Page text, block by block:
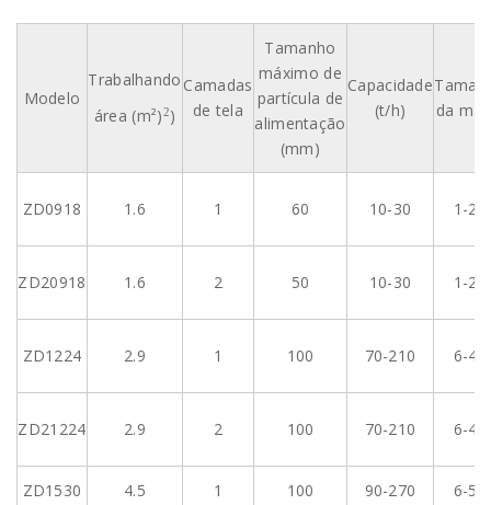
Modelo
Trabalhando
área (m²)2)
Camadas
de tela
Tamanho
máximo de
partícula de
alimentação
(mm)
Capacidade
(t/h)
da
ZD0918 1.6 1 60 10-30 1-25
ZD20918 1.6 2 50 10-30 1-25
ZD1224 2.9 1 100 70-210 6-40
ZD21224 2.9 2 100 70-210 6-40
ZD1530 4.5 1 100 90-270 6-50